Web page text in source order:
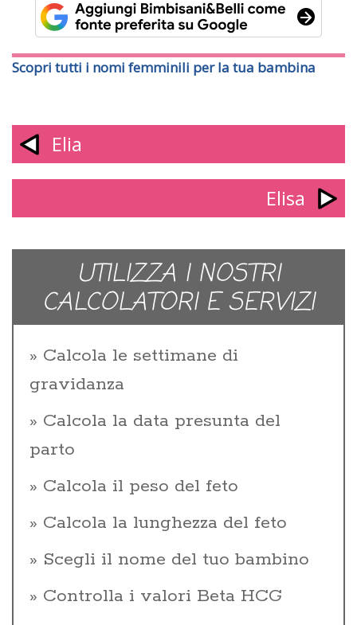
Scopri tutti i nomi femminili per la tua bambina
Elia
Elisa
UTILIZZA I NOSTRI
CALCOLATORI E SERVIZI
Calcola le settimane di
gravidanza
Calcola la data presunta del
parto
Calcola il peso del feto
Calcola la lunghezza del feto
Scegli il nome del tuo bambino
Controlla i valori Beta HCG